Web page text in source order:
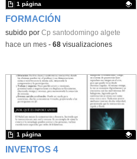
FORMACIÓN
Contenido educativo.
subido por Cp santodomingo algete
1 página
-hace un mes- 68visualizaciones
INVENTOS 4
1 página